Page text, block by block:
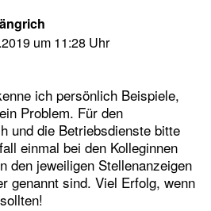
um 11:28 Uhr
ich persönlich Beispiele,
Problem. Für den
und die Betriebsdienste bitte
einmal bei den Kolleginnen
den jeweiligen Stellenanzeigen
genannt sind. Viel Erfolg, wenn